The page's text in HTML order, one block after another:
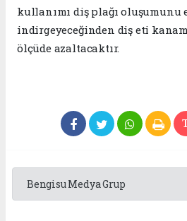
kullanımı diş plağı oluşumunu
indirgeyeceğinden diş eti
ölçüde azaltacaktır.
Bengisu Medya Grup